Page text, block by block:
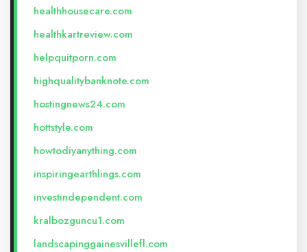
healthhousecare.com
healthkartreview.com
helpquitporn.com
highqualitybanknote.com
hostingnews24.com
hottstyle.com
howtodiyanything.com
inspiringearthlings.com
investindependent.com
kralbozguncu1.com
landscapinggainesvillefl.com